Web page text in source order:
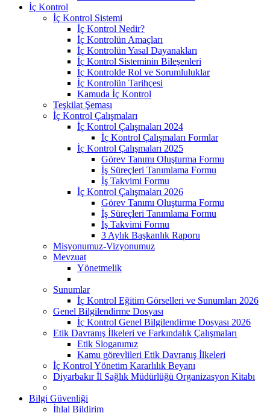
İç Kontrol
İç Kontrol Sistemi
İç Kontrol Nedir?
İç Kontrolün Amaçları
İç Kontrolün Yasal Dayanakları
İç Kontrol Sisteminin Bileşenleri
İç Kontrolde Rol ve Sorumluluklar
İç Kontrolün Tarihçesi
Kamuda İç Kontrol
Teşkilat Şeması
İç Kontrol Çalışmaları
İç Kontrol Çalışmaları 2024
İç Kontrol Çalışmaları Formlar
İç Kontrol Çalışmaları 2025
Görev Tanımı Oluşturma Formu
İş Süreçleri Tanımlama Formu
İş Takvimi Formu
İç Kontrol Çalışmaları 2026
Görev Tanımı Oluşturma Formu
İş Süreçleri Tanımlama Formu
İş Takvimi Formu
3 Aylık Başkanlık Raporu
Misyonumuz-Vizyonumuz
Mevzuat
Yönetmelik
Sunumlar
İç Kontrol Eğitim Görselleri ve Sunumları 2026
Genel Bilgilendirme Dosyası
İç Kontrol Genel Bilgilendirme Dosyası 2026
Etik Davranış İlkeleri ve Farkındalık Çalışmaları
Etik Sloganımız
Kamu görevlileri Etik Davranış İlkeleri
İç Kontrol Yönetim Kararlılık Beyanı
Diyarbakır İl Sağlık Müdürlüğü Organizasyon Kitabı
Bilgi Güvenliği
İhlal Bildirim